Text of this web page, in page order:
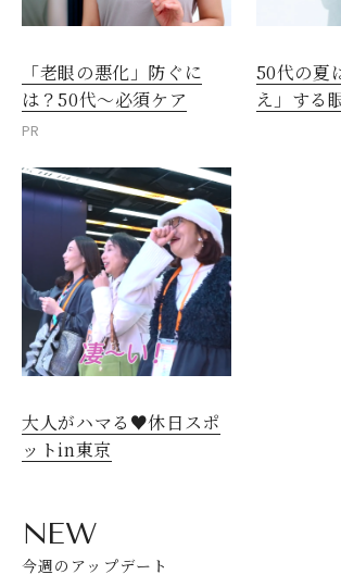
「老眼の悪化」防ぐに
は？50代～必須ケア
PR
50代の夏
え」する
大人がハマる♥休日スポ
ットin東京
NEW
今週のアップデート